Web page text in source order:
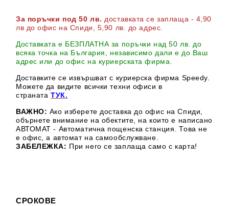
За поръчки под 50 лв. доставката се заплаща - 4,90
лв до офис на Спиди
, 5,90 лв. до адрес
Доставката е БЕЗПЛАТНА за поръчки над 50 лв. до
всяка точка на България, независимо дали е до Ваш
адрес или до офис на куриерската фирма.
Доставките се извършват с куриерска фирма Speedy.
Можете да видите всички техни офиси в
страната ТУК.
ВАЖНО: Ако изберете доставка до офис на Спиди,
обърнете внимание на обектите, на които е написано
АВТОМАТ - Автоматична пощенска станция. Това не
е офис, а автомат на самообслужване.
ЗАБЕЛЕЖКА: При него се заплаща само с карта!
СРОКОВЕ